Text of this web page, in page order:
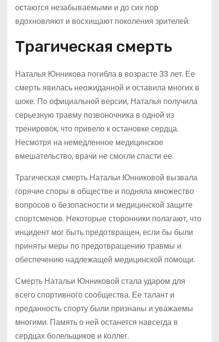
остаются незабываемыми и до сих пор
вдохновляют и восхищают поколения зрителей.
Трагическая смерть
Наталья Юнникова погибла в возрасте 33 лет. Ее
смерть явилась неожиданной и оставила многих в
шоке. По официальной версии, Наталья получила
серьезную травму позвоночника в одной из
тренировок, что привело к остановке сердца.
Несмотря на немедленное медицинское
вмешательство, врачи не смогли спасти ее.
Трагическая смерть Натальи Юнниковой вызвала
горячие споры в обществе и подняла множество
вопросов о безопасности и медицинской защите
спортсменов. Некоторые сторонники полагают, что
инцидент мог быть предотвращен, если бы были
приняты меры по предотвращению травмы и
обеспечению надлежащей медицинской помощи.
Смерть Натальи Юнниковой стала ударом для
всего спортивного сообщества. Ее талант и
преданность спорту были признаны и уважаемы
многими. Память о ней останется навсегда в
сердцах болельщиков и коллег.